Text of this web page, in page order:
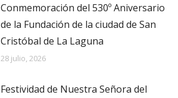
Conmemoración del 530º Aniversario
de la Fundación de la ciudad de San
Cristóbal de La Laguna
28 julio, 2026
Festividad de Nuestra Señora del